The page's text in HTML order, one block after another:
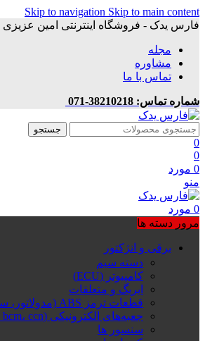
Skip to navigation Skip to main content
فارس یدک - فروشگاه اینترنتی امین عزیزی
مجله
مشاوره
تماس با ما
شماره تماس: 38210218-071
جستجو
0
0
0 مورد
منو
0 مورد
مرور دسته ها
برقی و انژکتور
دسته سیم
کامپیوتر (ECU)
ایربگ و متعلقات
قطعات ترمز ABS (مدولاتور، سنسور و …)
جعبه‌های الکترونیکی (fn، fcm، bcm، ccn و …)
سنسور ها